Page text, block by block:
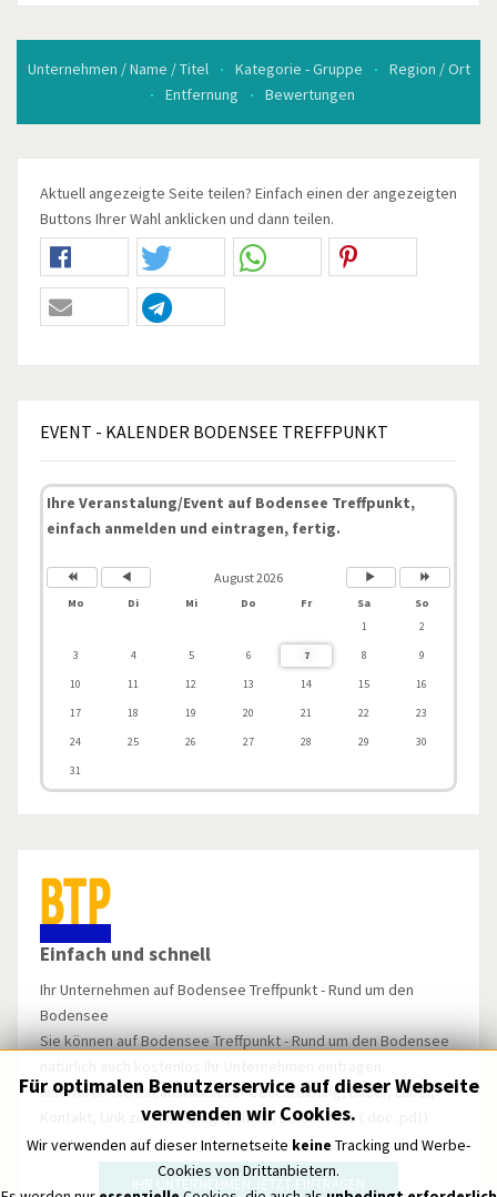
Unternehmen / Name / Titel Kategorie - Gruppe
Region / Ort
Entfernung
Bewertungen
Aktuell angezeigte Seite teilen? Einfach einen der angezeigten
Buttons Ihrer Wahl anklicken und dann teilen.
EVENT - KALENDER BODENSEE TREFFPUNKT
Ihre Veranstalung/Event auf Bodensee Treffpunkt,
einfach anmelden und eintragen, fertig.
August 2026
Mo Di Mi Do Fr Sa
So
1
2
3
4 5 6 7 8
9
10
11 12 13 14 15
16
17
18 19 20 21 22
23
24
25 26 27 28 29
30
31
Einfach und schnell
Ihr Unternehmen auf Bodensee Treffpunkt - Rund um den
Bodensee
Sie können auf Bodensee Treffpunkt - Rund um den Bodensee
Inserieren Sie mit ausführlicher Beschreibung, Bilder, Label,
Kontakt, Link zur Homepage, Video, Dokumente (.doc .pdf)
u.v.m.
IHR UNTERNEHMEN JETZT EINTRAGEN
Für optimalen Benutzerservice auf dieser Webseite
verwenden wir Cookies.
Wir verwenden auf dieser Internetseite keine Tracking und Werbe-
Cookies von Drittanbietern.